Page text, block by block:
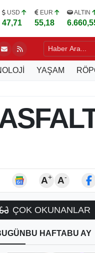
USD
47,71
EUR
55,18
ALTIN
YILLARIN SORUNU
YAŞAM
A+ A-
ÇOK OKUNANLAR
BU HAFTA BU AY